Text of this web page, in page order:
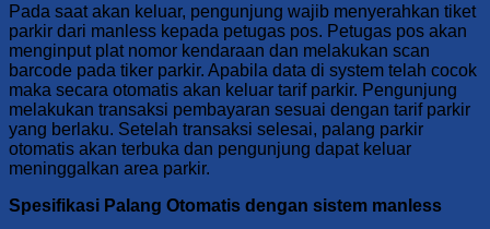
Pada saat akan keluar, pengunjung wajib menyerahkan tiket
parkir dari manless kepada petugas pos. Petugas pos akan
menginput plat nomor kendaraan dan melakukan scan
barcode pada tiker parkir. Apabila data di system telah cocok
maka secara otomatis akan keluar tarif parkir. Pengunjung
melakukan transaksi pembayaran sesuai dengan tarif parkir
yang berlaku. Setelah transaksi selesai, palang parkir
otomatis akan terbuka dan pengunjung dapat keluar
meninggalkan area parkir.
Spesifikasi Palang Otomatis dengan sistem manless